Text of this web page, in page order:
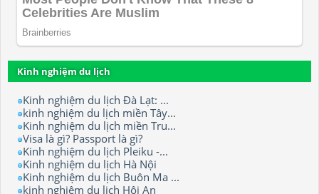
Kinh nghiệm du lịch
Kinh nghiệm du lịch Đà Lạt: ...
kinh nghiệm du lịch miền Tây...
Kinh nghiệm du lịch miền Tru...
Visa là gì? Passport là gì?
Kinh nghiệm du lịch Pleiku -...
Kinh nghiệm du lịch Hà Nội
Kinh nghiệm du lịch Buôn Ma ...
kinh nghiệm du lịch Hội An